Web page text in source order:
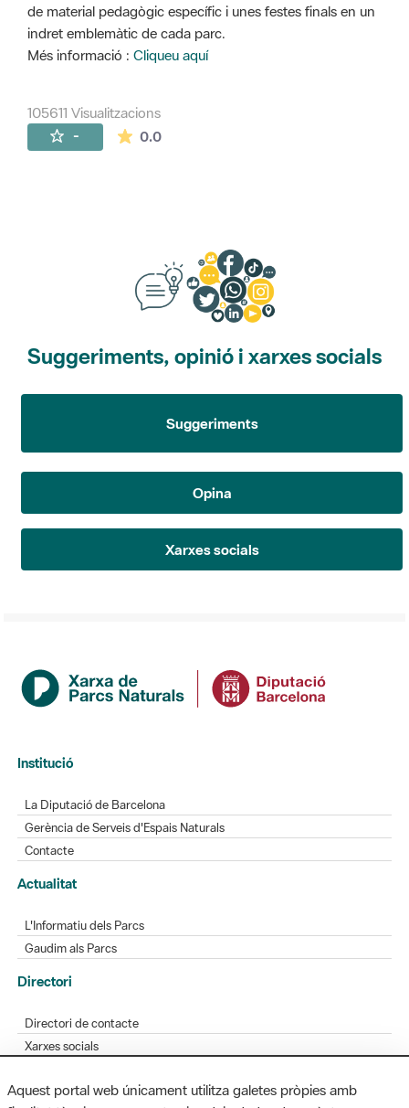
de material pedagògic específic i unes festes finals en un
indret emblemàtic de cada parc.
Més informació : Cliqueu aquí
105611 Visualitzacions
- 0.0La mitjana de les valoracions és de 0
Suggeriments, opinió i xarxes socials
Suggeriments
Opina
Xarxes socials
Institució
La Diputació de Barcelona
Gerència de Serveis d'Espais Naturals
Contacte
Actualitat
L'Informatiu dels Parcs
Gaudim als Parcs
Directori
Directori de contacte
Xarxes socials
Bústia de suggeriments
Aquest portal web únicament utilitza galetes pròpies amb